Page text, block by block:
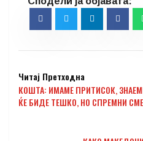
Читај Претходна
КОШТА: ИМАМЕ ПРИТИСОК,
ЌЕ БИДЕ ТЕШКО, НО СПРЕМНИ СМЕ